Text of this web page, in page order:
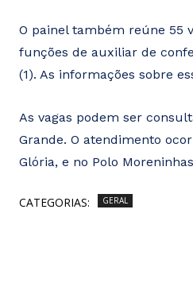
O painel também reúne 55
funções de auxiliar de
(1). As informações sobre
As vagas podem ser
Grande. O atendimento
Glória, e no Polo
CATEGORIAS: GERAL